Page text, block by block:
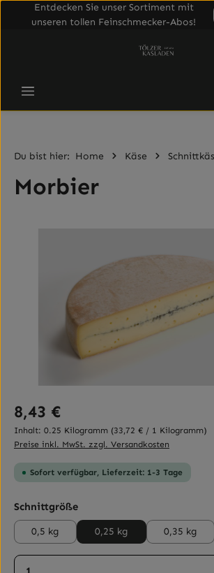
Entdecken Sie unser Sortiment mit
unseren tollen Feinschmecker-Abos!
Du bist hier: Home Käse
Morbier
Regulärer Preis:
8,43 €
Inhalt: 0.25 Kilogramm (33,72 € / 1 Kilogramm)
Preise inkl. MwSt. zzgl. Versandkosten
Sofort verfügbar, Lieferzeit: 1-3 Tage
Schnittgrößeauswählen
0,5 kg 0,25 kg 0,35 kg
Produkt Anzahl: Gib den